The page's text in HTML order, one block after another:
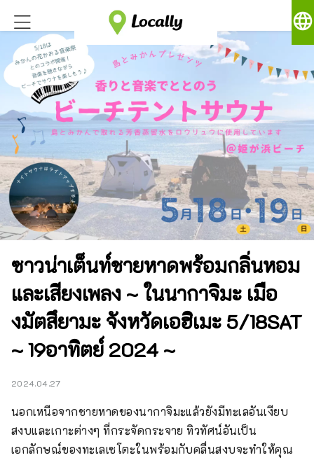
language
ซาวน่าเต็นท์ชายหาดพร้อมกลิ่นหอม
และเสียงเพลง ~ ในนากาจิมะ เมือ
งมัตสึยามะ จังหวัดเอฮิเมะ 5/18SAT
~ 19อาทิตย์ 2024 ~
2024.04.27
นอกเหนือจากชายหาดของนากาจิมะแล้วยังมีทะเลอันเงียบ
สงบและเกาะต่างๆ ที่กระจัดกระจาย ทิวทัศน์อันเป็น
เอกลักษณ์ของทะเลเซโตะในพร้อมกับคลื่นสงบจะทำให้คุณ